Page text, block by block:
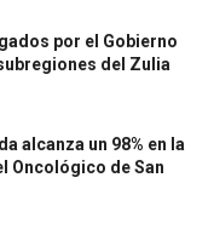
por el Gobierno
del Zulia
alcanza un 98% en la
Oncológico de San